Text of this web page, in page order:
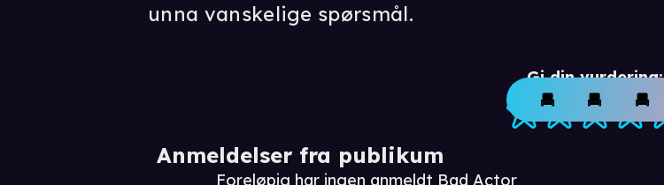
Gi din vurdering:
Anmeldelser fra publikum
Foreløpig har ingen anmeldt Bad Actor
unna vanskelige spørsmål.